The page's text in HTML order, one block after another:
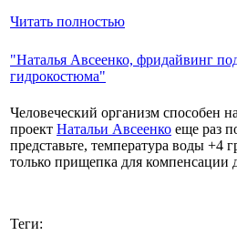
Читать полностью
"Наталья Авсеенко, фридайвинг
гидрокостюма"
Человеческий организм способен
проект Натальи Авсеенко еще раз
представьте, температура воды +4
только прищепка для компенсации
Теги: